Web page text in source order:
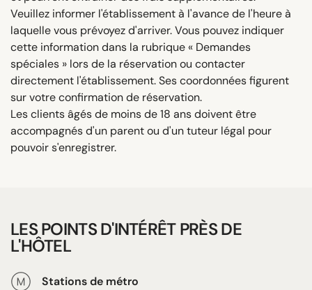
Veuillez informer l'établissement à l'avance de l'heure à
laquelle vous prévoyez d'arriver. Vous pouvez indiquer
cette information dans la rubrique « Demandes
spéciales » lors de la réservation ou contacter
directement l'établissement. Ses coordonnées figurent
sur votre confirmation de réservation.
Les clients âgés de moins de 18 ans doivent être
accompagnés d'un parent ou d'un tuteur légal pour
pouvoir s'enregistrer.
LES POINTS D'INTÉRÊT PRÈS DE
L'HÔTEL
Stations de métro